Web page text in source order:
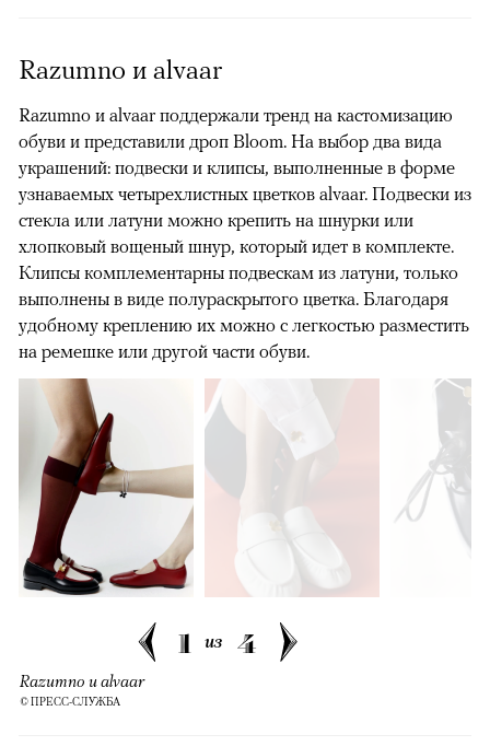
Razumno и alvaar
Razumno и alvaar поддержали тренд на кастомизацию
обуви и представили дроп Bloom. На выбор два вида
украшений: подвески и клипсы, выполненные в форме
узнаваемых четырехлистных цветков alvaar. Подвески из
стекла или латуни можно крепить на шнурки или
хлопковый вощеный шнур, который идет в комплекте.
Клипсы комплементарны подвескам из латуни, только
выполнены в виде полураскрытого цветка. Благодаря
удобному креплению их можно с легкостью разместить
на ремешке или другой части обуви.
1 из 4
Razumno и alvaar
© ПРЕСС-СЛУЖБА